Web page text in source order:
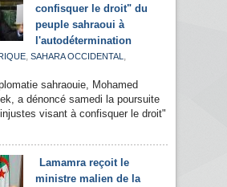
confisquer le droit" du
peuple sahraoui à
l'autodétermination
, SAHARA OCCIDENTAL ,
sahraouie, Mohamed
a dénoncé samedi la poursuite
visant à confisquer le droit"
Lamamra reçoit le
ministre malien de la